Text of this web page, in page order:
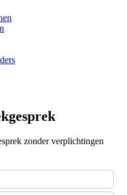
zonder verplichtingen